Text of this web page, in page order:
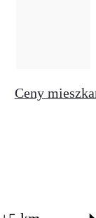
Ceny